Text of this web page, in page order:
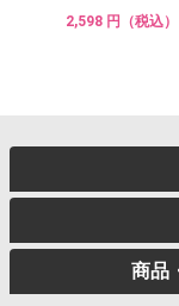
2,598 円（税込）
商品